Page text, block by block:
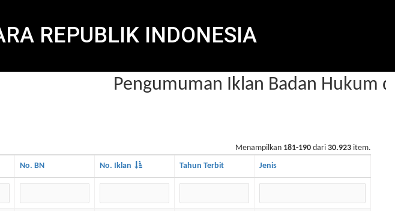
REPUBLIK INDONESIA
Pengumuman Iklan Badan Hukum
Menampilkan 181-190 dari 30.923 item.
No. BN No. Iklan Tahun Terbit Jenis